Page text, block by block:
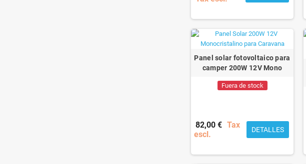
Panel solar fotovoltaico para
camper 200W 12V Mono
Fuera de stock
82,00 € Tax
escl.
DETALLES